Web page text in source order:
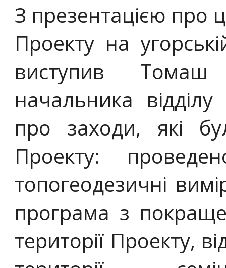
З презентацією про
Проекту на
виступив Томаш
начальника
про заходи, які
Проекту:
топогеодезичні
програма з
території Проекту,